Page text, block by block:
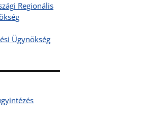
Regionális
Ügynökség